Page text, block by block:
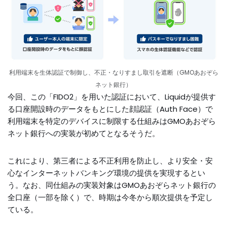
利用端末を生体認証で制御し、不正・なりすまし取引を遮断（GMOあおぞら
ネット銀行）
今回、この「FIDO2」を用いた認証において、Liquidが提供す
る口座開設時のデータをもとにした顔認証（Auth Face）で
利用端末を特定のデバイスに制限する仕組みはGMOあおぞら
ネット銀行への実装が初めてとなるそうだ。
これにより、第三者による不正利用を防止し、より安全・安
心なインターネットバンキング環境の提供を実現するとい
う。なお、同仕組みの実装対象はGMOあおぞらネット銀行の
全口座（一部を除く）で、時期は今冬から順次提供を予定し
ている。